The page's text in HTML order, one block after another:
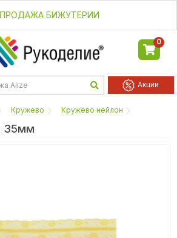
БИЖУТЕРИИ
0
Акции
Кружево Кружево нейлон
35мм